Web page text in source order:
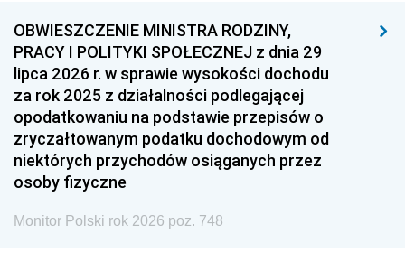
OBWIESZCZENIE MINISTRA RODZINY,
PRACY I POLITYKI SPOŁECZNEJ z dnia 29
lipca 2026 r. w sprawie wysokości dochodu
za rok 2025 z działalności podlegającej
opodatkowaniu na podstawie przepisów o
zryczałtowanym podatku dochodowym od
niektórych przychodów osiąganych przez
osoby fizyczne
Monitor Polski rok 2026 poz. 748